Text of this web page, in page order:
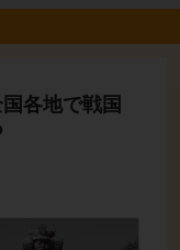
各地で戦国